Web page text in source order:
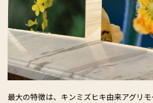
最大の特徴は、キンミズヒキ由来アグリ